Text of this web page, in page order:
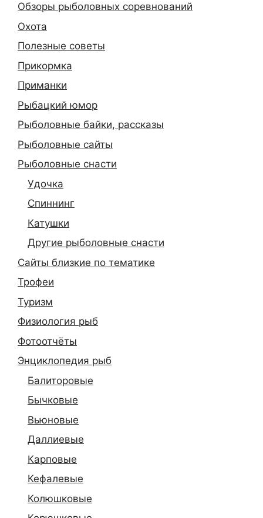
Обзоры рыболовных соревнований
Охота
Полезные советы
Прикормка
Приманки
Рыбацкий юмор
Рыболовные байки, рассказы
Рыболовные сайты
Рыболовные снасти
Удочка
Спиннинг
Катушки
Другие рыболовные снасти
Сайты близкие по тематике
Трофеи
Туризм
Физиология рыб
Фотоотчёты
Энциклопедия рыб
Балиторовые
Бычковые
Вьюновые
Даллиевые
Карповые
Кефалевые
Колюшковые